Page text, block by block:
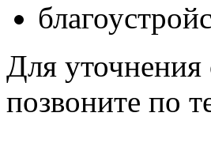
Для уточнения
позвоните по